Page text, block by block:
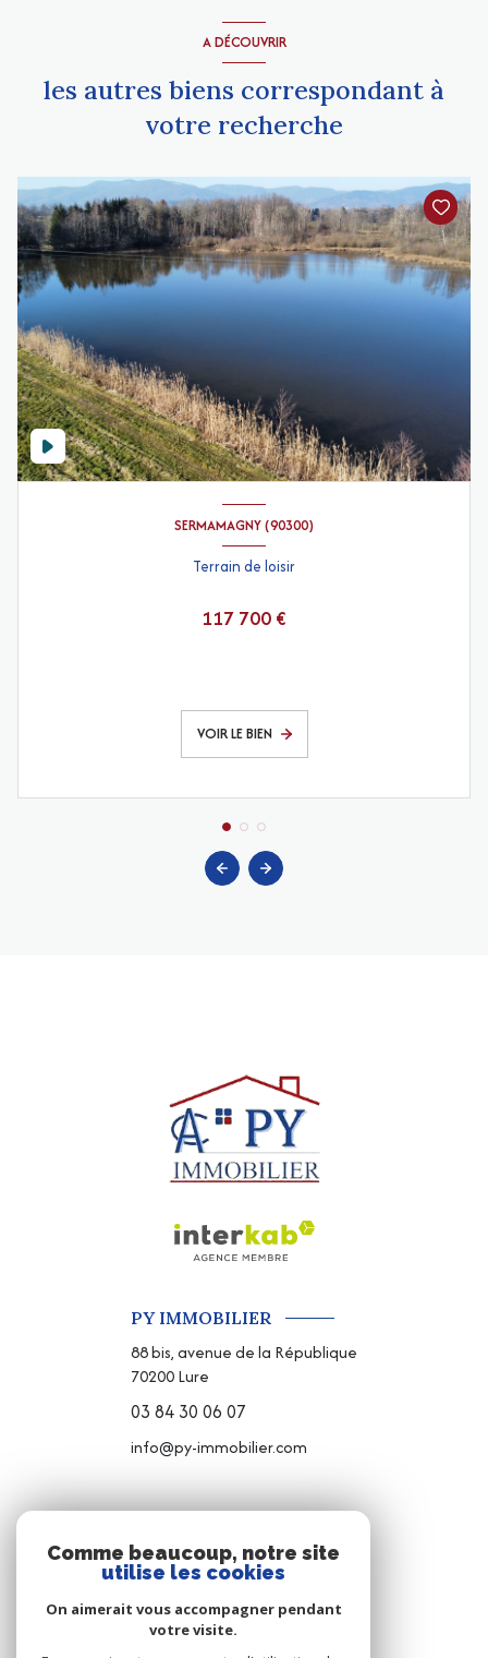
A DÉCOUVRIR
les autres biens correspondant à
votre recherche
SERMAMAGNY (90300)
Terrain de loisir
117 700 €
VOIR LE BIEN
PY IMMOBILIER
88 bis, avenue de la République
70200Lure
03 84 30 06 07
info@py-immobilier.com
NOUS SUIVRE
Comme beaucoup, notre site
utilise les cookies
On aimerait vous accompagner pendant
votre visite.